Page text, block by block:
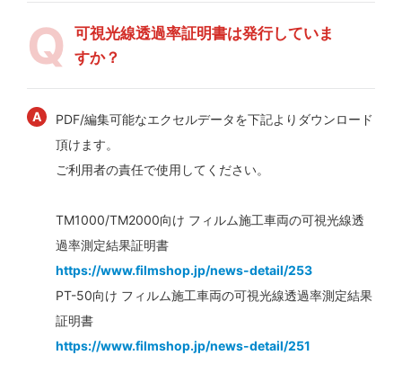
可視光線透過率証明書は発行していま
すか？
PDF/編集可能なエクセルデータを下記よりダウンロード
頂けます。
ご利用者の責任で使用してください。
TM1000/TM2000向け フィルム施工車両の可視光線透
過率測定結果証明書
https://www.filmshop.jp/news-detail/253
PT-50向け フィルム施工車両の可視光線透過率測定結果
証明書
https://www.filmshop.jp/news-detail/251